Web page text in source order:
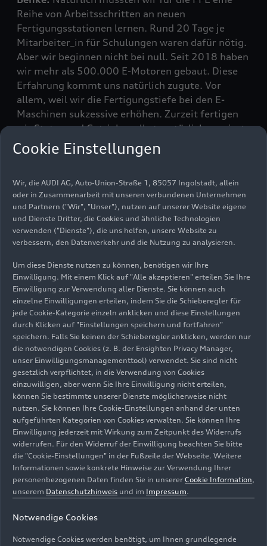
Reihe von Arbeitsschritten an neuen
Fertigungsstationen lernen. Rund 20 Tage je
Mitarbeiter_in für Schulungen waren dafür nötig.
Aber wir beginnen nicht bei null. Seit 2018 haben
wir mehr als 500.000 E-Motoren gebaut. Diese
Erfahrung kommt uns natürlich zugute. Vor
allem, weil wir die Fertigungstiefe bei den E-
Maschinen sukzessive erhöhen. Zurzeit fertigen
wir Stator und Getriebe selbst, natürlich passiert
die Achsmontage auch in Győr.
Fertigung der Antriebe für die PPE zu bisherigen
E-Maschinen?
Benke:Was die Produktion betrifft, spielen wir
mit dem Antrieb für die PPE in einer anderen
die Linien ganz anders aus. Bei der PPE sind allein
15 automatische Biegeautomaten für die
dreidimensionale Hairpin-Wicklung und das
anschließende Laserschweißen der Enden in zwei
weiteren Anlagen im Einsatz. Pro Stator werden
140 Meter Kupferdraht verarbeitet. 235
Laserschweißvorgänge sind nötig. Da es
grundsätzlich bei E-Antrieben im Vergleich zu
Verbrennern weniger Verschraubungen gibt, aber
mehr Pressumfänge, lassen sich mehr Roboter
einsetzen. Grundsätzlich haben wir neben der
zunehmenden Automatisierung das Ziel, bei
künftigen E-Maschinen-Projekten die
Fertigungstiefe weiter zu erhöhen. So war das
Getriebe beim Audie-tronnoch ein Kaufteil. Bei
der PPE fertigen wir es selbst.
Hinter der Elektrifizierung des Standorts stehen
der Mitarbeitenden für die PPE und welche
Cookie Einstellungen
Wir, die AUDI AG, Auto-Union-Straße 1, 85057 Ingolstadt, allein
oder in Zusammenarbeit mit unseren verbundenen Unternehmen
und Partnern ("Wir", "Unser"), nutzen auf unserer Website eigene
und Dienste Dritter, die Cookies und ähnliche Technologien
verwenden ("Dienste"), die uns helfen, unsere Website zu
verbessern, den Datenverkehr und die Nutzung zu analysieren.
Um diese Dienste nutzen zu können, benötigen wir Ihre
Einwilligung. Mit einem Klick auf "Alle akzeptieren" erteilen Sie Ihre
Einwilligung zur Verwendung aller Dienste. Sie können auch
einzelne Einwilligungen erteilen, indem Sie die Schieberegler für
jede Cookie-Kategorie einzeln anklicken und diese Einstellungen
durch Klicken auf "Einstellungen speichern und fortfahren"
speichern. Falls Sie keinen der Schieberegler anklicken, werden nur
die notwendigen Cookies (z. B. der Ensighten Privacy Manager,
unser Einwilligungsmanagementtool) verwendet. Sie sind nicht
gesetzlich verpflichtet, in die Verwendung von Cookies
einzuwilligen, aber wenn Sie Ihre Einwilligung nicht erteilen,
können Sie bestimmte unserer Dienste möglicherweise nicht
nutzen. Sie können Ihre Cookie-Einstellungen anhand der unten
aufgeführten Kategorien von Cookies verwalten. Sie können Ihre
Einwilligung jederzeit mit Wirkung zum Zeitpunkt des Widerrufs
widerrufen. Für den Widerruf der Einwilligung beachten Sie bitte
die "Cookie-Einstellungen" in der Fußzeile der Webseite. Weitere
Informationen sowie konkrete Hinweise zur Verwendung Ihrer
personenbezogenen Daten finden Sie in unserer Cookie Information,
unserem Datenschutzhinweis und im Impressum.
Notwendige Cookies
Notwendige Cookies werden benötigt, um Ihnen grundlegende